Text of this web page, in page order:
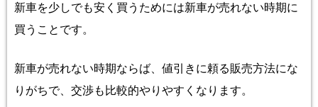
新車を少しでも安く買うためには新車が売れない時期に
買うこと です。
新車が売れない時期ならば、値引きに頼る販売方法にな
りがちで、交渉も比較的やりやすくなります。